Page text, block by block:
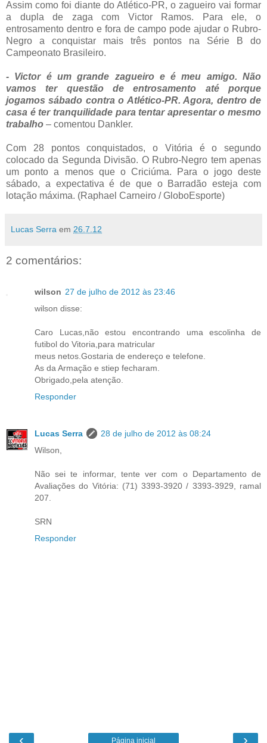
Assim como foi diante do Atlético-PR, o zagueiro vai formar
a dupla de zaga com Victor Ramos. Para ele, o
entrosamento dentro e fora de campo pode ajudar o Rubro-
Negro a conquistar mais três pontos na Série B do
Campeonato Brasileiro.
- Victor é um grande zagueiro e é meu amigo. Não
vamos ter questão de entrosamento até porque
jogamos sábado contra o Atlético-PR. Agora, dentro de
casa é ter tranquilidade para tentar apresentar o mesmo
trabalho – comentou Dankler.
Com 28 pontos conquistados, o Vitória é o segundo
colocado da Segunda Divisão. O Rubro-Negro tem apenas
um ponto a menos que o Criciúma. Para o jogo deste
sábado, a expectativa é de que o Barradão esteja com
lotação máxima. (Raphael Carneiro / GloboEsporte)
Lucas Serra em 26.7.12
2 comentários:
wilson 27 de julho de 2012 às 23:46
wilson disse:
Caro Lucas,não estou encontrando uma escolinha de
futibol do Vitoria,para matricular
meus netos.Gostaria de endereço e telefone.
As da Armação e stiep fecharam.
Obrigado,pela atenção.
Responder
Lucas Serra
28 de julho de 2012 às 08:24
Wilson,
Não sei te informar, tente ver com o Departamento de
Avaliações do Vitória: (71) 3393-3920 / 3393-3929, ramal
207.
SRN
Responder
Página inicial